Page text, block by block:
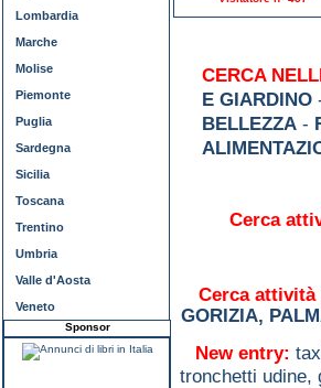
CERCA
E GIARDINO
BELLEZZA -
Cerca
Cerca attività
GORIZIA,
New entry:
tronchetti udine,
Lombardia
Marche
Molise
Piemonte
Puglia
Sardegna
Sicilia
Toscana
Trentino
Umbria
Valle d'Aosta
Veneto
Sponsor